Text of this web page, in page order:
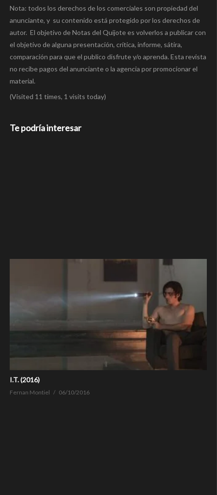
Nota: todos los derechos de los comerciales son propiedad del
anunciante, y su contenido está protegido por los derechos de
autor. El objetivo de Notas del Quijote es volverlos a publicar con
el objetivo de alguna presentación, crítica, informe, sátira,
comparación para que el publico disfrute y/o aprenda. Esta revista
no recibe pagos del anunciante o la agencia por promocionar el
material.
(Visited 11 times, 1 visits today)
Te podría interesar
I.T. (2016)
Fernan Montiel 06/10/2016